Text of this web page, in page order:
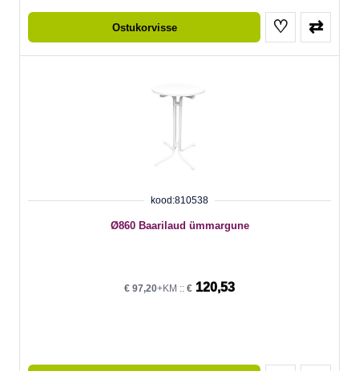
Ostukorvisse ♡ ⇄
kood:810538
Ø860 Baarilaud ümmargune
€ 97,20+KM :: € 120,53